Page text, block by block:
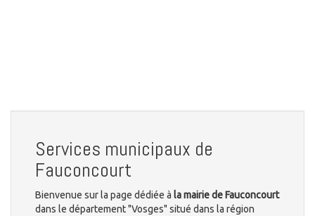
Services municipaux de
Fauconcourt
Bienvenue sur la page dédiée à la mairie de Fauconcourt
dans le département "Vosges" situé dans la région